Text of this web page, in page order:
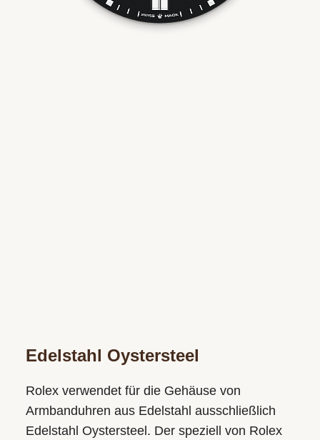
Edelstahl Oystersteel
Rolex verwendet für die Gehäuse von
Armbanduhren aus Edelstahl ausschließlich
Edelstahl Oystersteel. Der speziell von Rolex